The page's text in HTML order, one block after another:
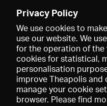
Privacy Policy
We use cookies to
use our website. We
for the operation of the
cookies for statistical,
personalisation
improve Theapolis and
manage your cookie
browser. Please find